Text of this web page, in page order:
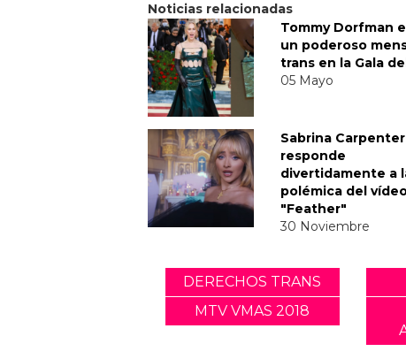
Noticias relacionadas
Tommy Dorfman
un poderoso
trans en la Gala
05 Mayo
Sabrina Carpenter
responde
divertidamente a
polémica del
"Feather"
30 Noviembre
DERECHOS TRANS
MTV VMAS 2018